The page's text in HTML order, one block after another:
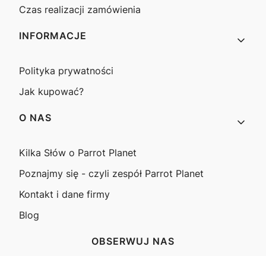
Czas realizacji zamówienia
INFORMACJE
Polityka prywatności
Jak kupować?
O NAS
Kilka Słów o Parrot Planet
Poznajmy się - czyli zespół Parrot Planet
Kontakt i dane firmy
Blog
OBSERWUJ NAS